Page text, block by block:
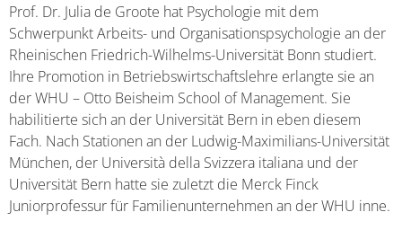
Prof. Dr. Julia de Groote hat Psychologie mit dem
Schwerpunkt Arbeits- und Organisationspsychologie an der
Rheinischen Friedrich-Wilhelms-Universität Bonn studiert.
Ihre Promotion in Betriebswirtschaftslehre erlangte sie an
der WHU – Otto Beisheim School of Management. Sie
habilitierte sich an der Universität Bern in eben diesem
Fach. Nach Stationen an der Ludwig-Maximilians-Universität
München, der Università della Svizzera italiana und der
Universität Bern hatte sie zuletzt die Merck Finck
Juniorprofessur für Familienunternehmen an der WHU inne.